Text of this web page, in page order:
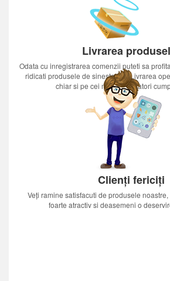
Livrarea
Odata cu inregistrarea comenzii puteti sa
ridicati produsele de sinestatator.Livrarea
chiar si pe cei mai nerabdatori
Clienți fericiți
Veți ramine satisfacuti de produsele
foarte atractiv si deasemeni o